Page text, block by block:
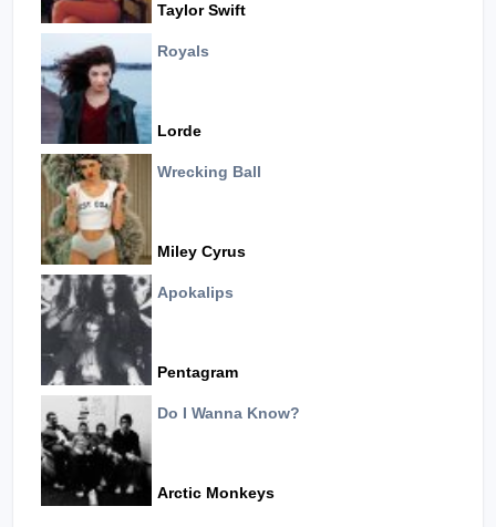
Taylor Swift
Royals
Lorde
Wrecking Ball
Miley Cyrus
Apokalips
Pentagram
Do I Wanna Know?
Arctic Monkeys